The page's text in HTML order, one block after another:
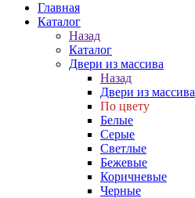
Главная
Каталог
Назад
Каталог
Двери из массива
Назад
Двери из массива
По цвету
Белые
Серые
Светлые
Бежевые
Коричневые
Черные